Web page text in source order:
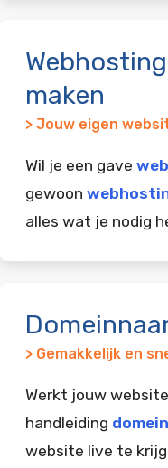
maken
> Jouw eigen
Wil je een gave
gewoon
alles wat je nodig
> Gemakkelijk en
Werkt jouw
handleiding
website live te